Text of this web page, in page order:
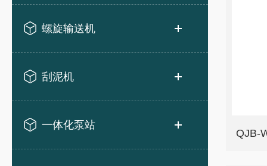
螺旋输送机
刮泥机
一体化泵站
QJB-